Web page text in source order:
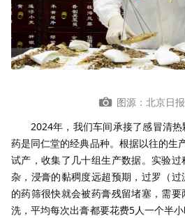
图源：北京日
2024年，我们车间承接了感冒清
药是同仁堂的经典品种。根据以往的生
试产，收集了几十组生产数据。实验
杂，浸膏的黏稠度远超预期，过罗（
的药筛很快就会被药膏残留堵塞，需
洗，平均每次出膏都要花费5人一个半